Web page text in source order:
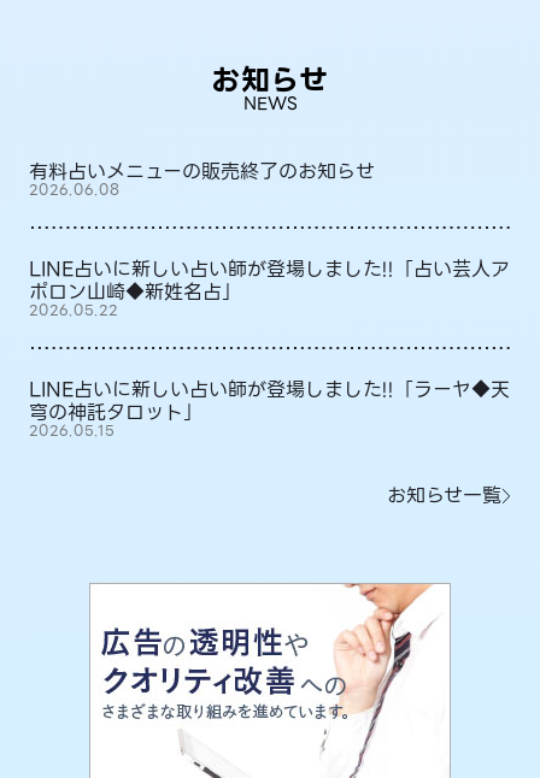
お知らせ
NEWS
有料占いメニューの販売終了のお知らせ
2026.06.08
LINE占いに新しい占い師が登場しました!!「占い芸人ア
ポロン山崎◆新姓名占」
2026.05.22
LINE占いに新しい占い師が登場しました!!「ラーヤ◆天
穹の神託タロット」
2026.05.15
お知らせ一覧